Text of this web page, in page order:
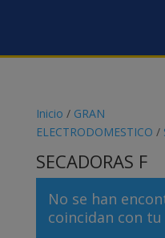
Inicio / GRAN
ELECTRODOMESTICO /
SECADORAS F
No se han
coincidan con tu